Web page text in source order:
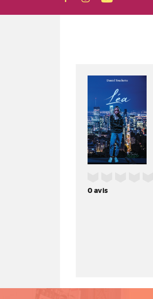
0avis